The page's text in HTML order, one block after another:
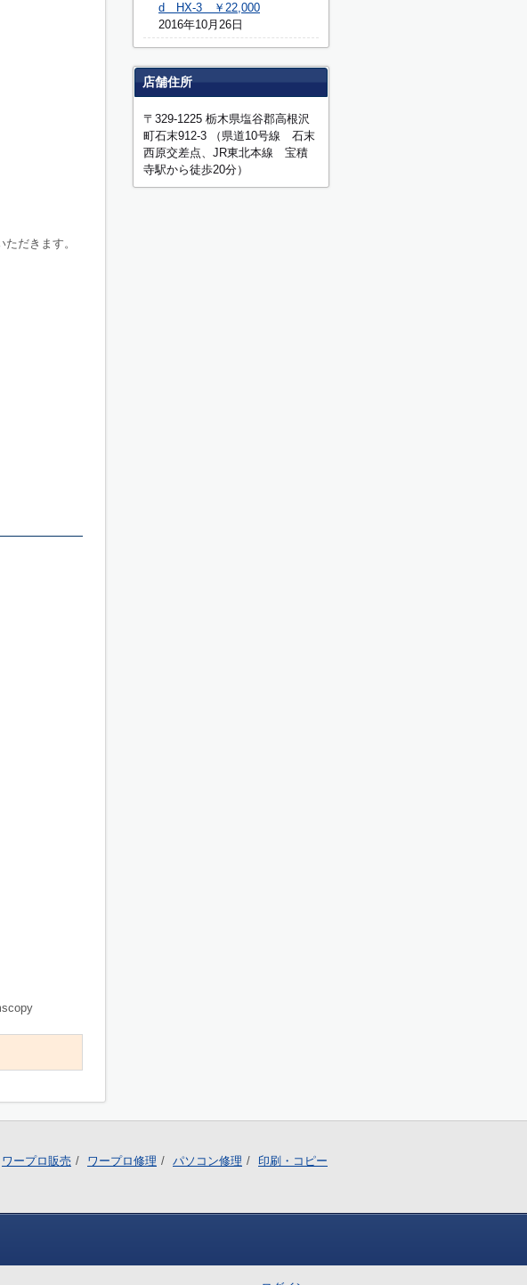
だきます。
d HX-3 ￥22,000
2016年10月26日
店舗住所
〒329-1225 栃木県塩谷郡高根沢
町石末912-3 （県道10号線 石末
西原交差点、JR東北本線 宝積
寺駅から徒歩20分）
ワープロ販売 ワープロ修理 パソコン修理
印刷・コピー